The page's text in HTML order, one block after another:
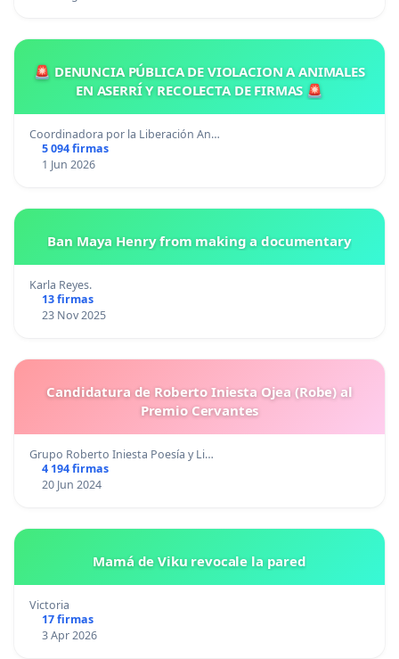
🚨 DENUNCIA PÚBLICA DE VIOLACION A ANIMALES
EN ASERRÍ Y RECOLECTA DE FIRMAS 🚨
Coordinadora por la Liberación An…
5 094 firmas
1 Jun 2026
Ban Maya Henry from making a documentary
Karla Reyes.
13 firmas
23 Nov 2025
Candidatura de Roberto Iniesta Ojea (Robe) al
Premio Cervantes
Grupo Roberto Iniesta Poesía y Li…
4 194 firmas
20 Jun 2024
Mamá de Viku revocale la pared
Victoria
17 firmas
3 Apr 2026